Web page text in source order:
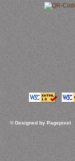
© Designed by Pagepixel